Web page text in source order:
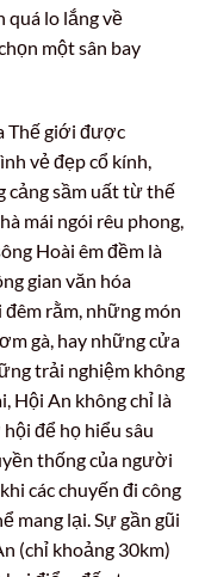
quá lo lắng về
một sân bay
Thế giới được
vẻ đẹp cổ kính,
cảng sầm uất từ thế
mái ngói rêu phong,
Hoài êm đềm là
gian văn hóa
rằm, những món
gà, hay những cửa
trải nghiệm không
Hội An không chỉ là
để họ hiểu sâu
thống của người
các chuyến đi công
mang lại. Sự gần gũi
(chỉ khoảng 30km)